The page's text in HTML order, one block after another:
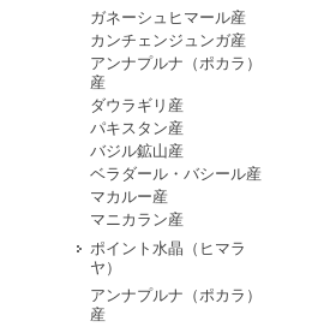
ガネーシュヒマール産
カンチェンジュンガ産
アンナプルナ（ポカラ）
産
ダウラギリ産
パキスタン産
バジル鉱山産
ベラダール・バシール産
マカルー産
マニカラン産
ポイント水晶（ヒマラ
ヤ）
アンナプルナ（ポカラ）
産